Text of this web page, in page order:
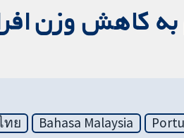
کاهش وزن
Bahasa Malaysia
ทย